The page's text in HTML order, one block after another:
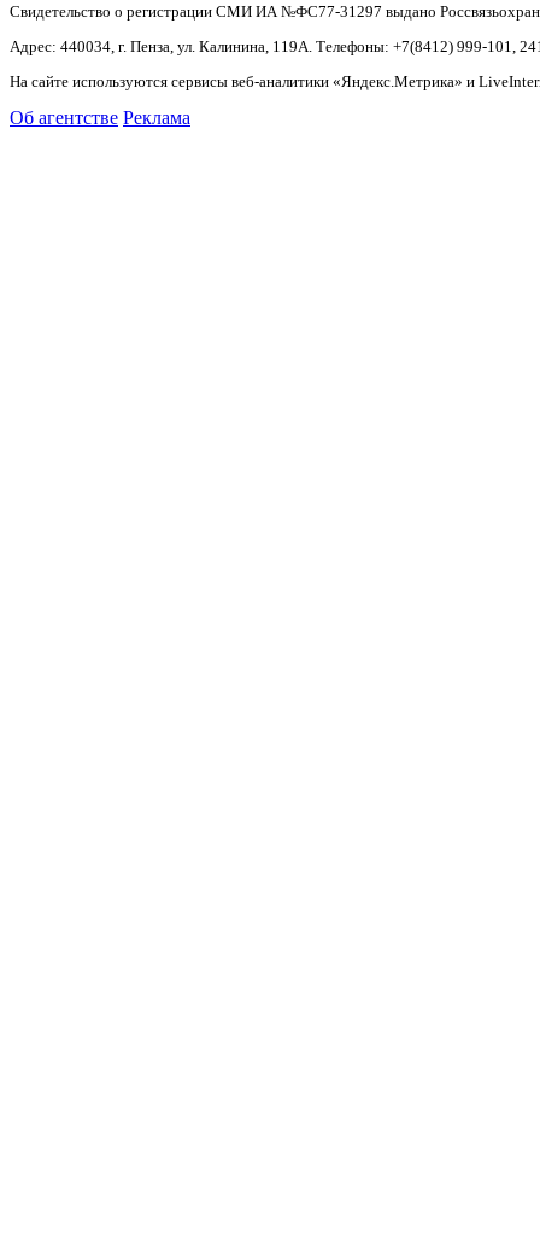
Свидетельство о регистрации СМИ ИА №ФС77-31297 выдано
Адрес: 440034, г. Пенза, ул. Калинина, 119А. Телефоны: +7(8412) 999-101,
На сайте используются сервисы веб-аналитики «Яндекс.Метрика» и
Об агентстве Реклама